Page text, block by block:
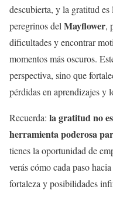
descubierta, y la gratitud
peregrinos delMayflower,
dificultades y encontrar
momentos más oscuros.
perspectiva, sino que
pérdidas en aprendizajes y
Recuerda: la gratitud no
herramienta poderosa
tienes la oportunidad de
verás cómo cada paso
fortaleza y posibilidades